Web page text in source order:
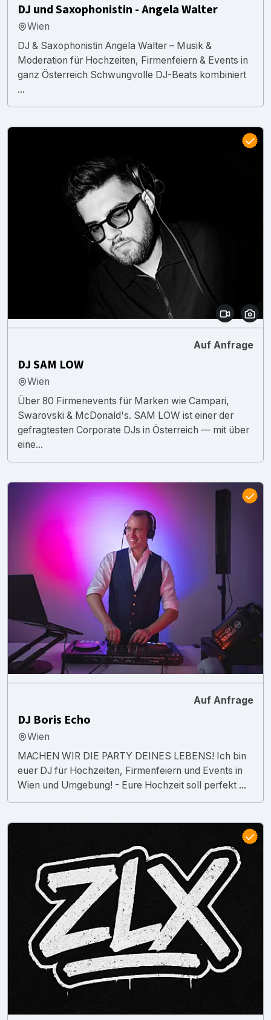
DJ und Saxophonistin - Angela Walter
Wien
DJ & Saxophonistin Angela Walter – Musik &
Moderation für Hochzeiten, Firmenfeiern & Events in
ganz Österreich Schwungvolle DJ-Beats kombiniert
...
Auf Anfrage
DJ SAM LOW
Wien
Über 80 Firmenevents für Marken wie Campari,
Swarovski & McDonald's. SAM LOW ist einer der
gefragtesten Corporate DJs in Österreich — mit über
eine...
Auf Anfrage
DJ Boris Echo
Wien
MACHEN WIR DIE PARTY DEINES LEBENS! Ich bin
euer DJ für Hochzeiten, Firmenfeiern und Events in
Wien und Umgebung! - Eure Hochzeit soll perfekt ...